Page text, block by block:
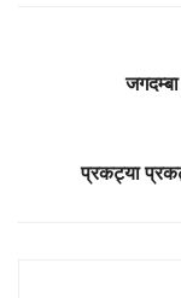
प्रकट्या